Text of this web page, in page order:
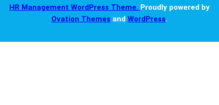
HR Management WordPress Theme. Proudly powered by
Ovation Themes and WordPress.